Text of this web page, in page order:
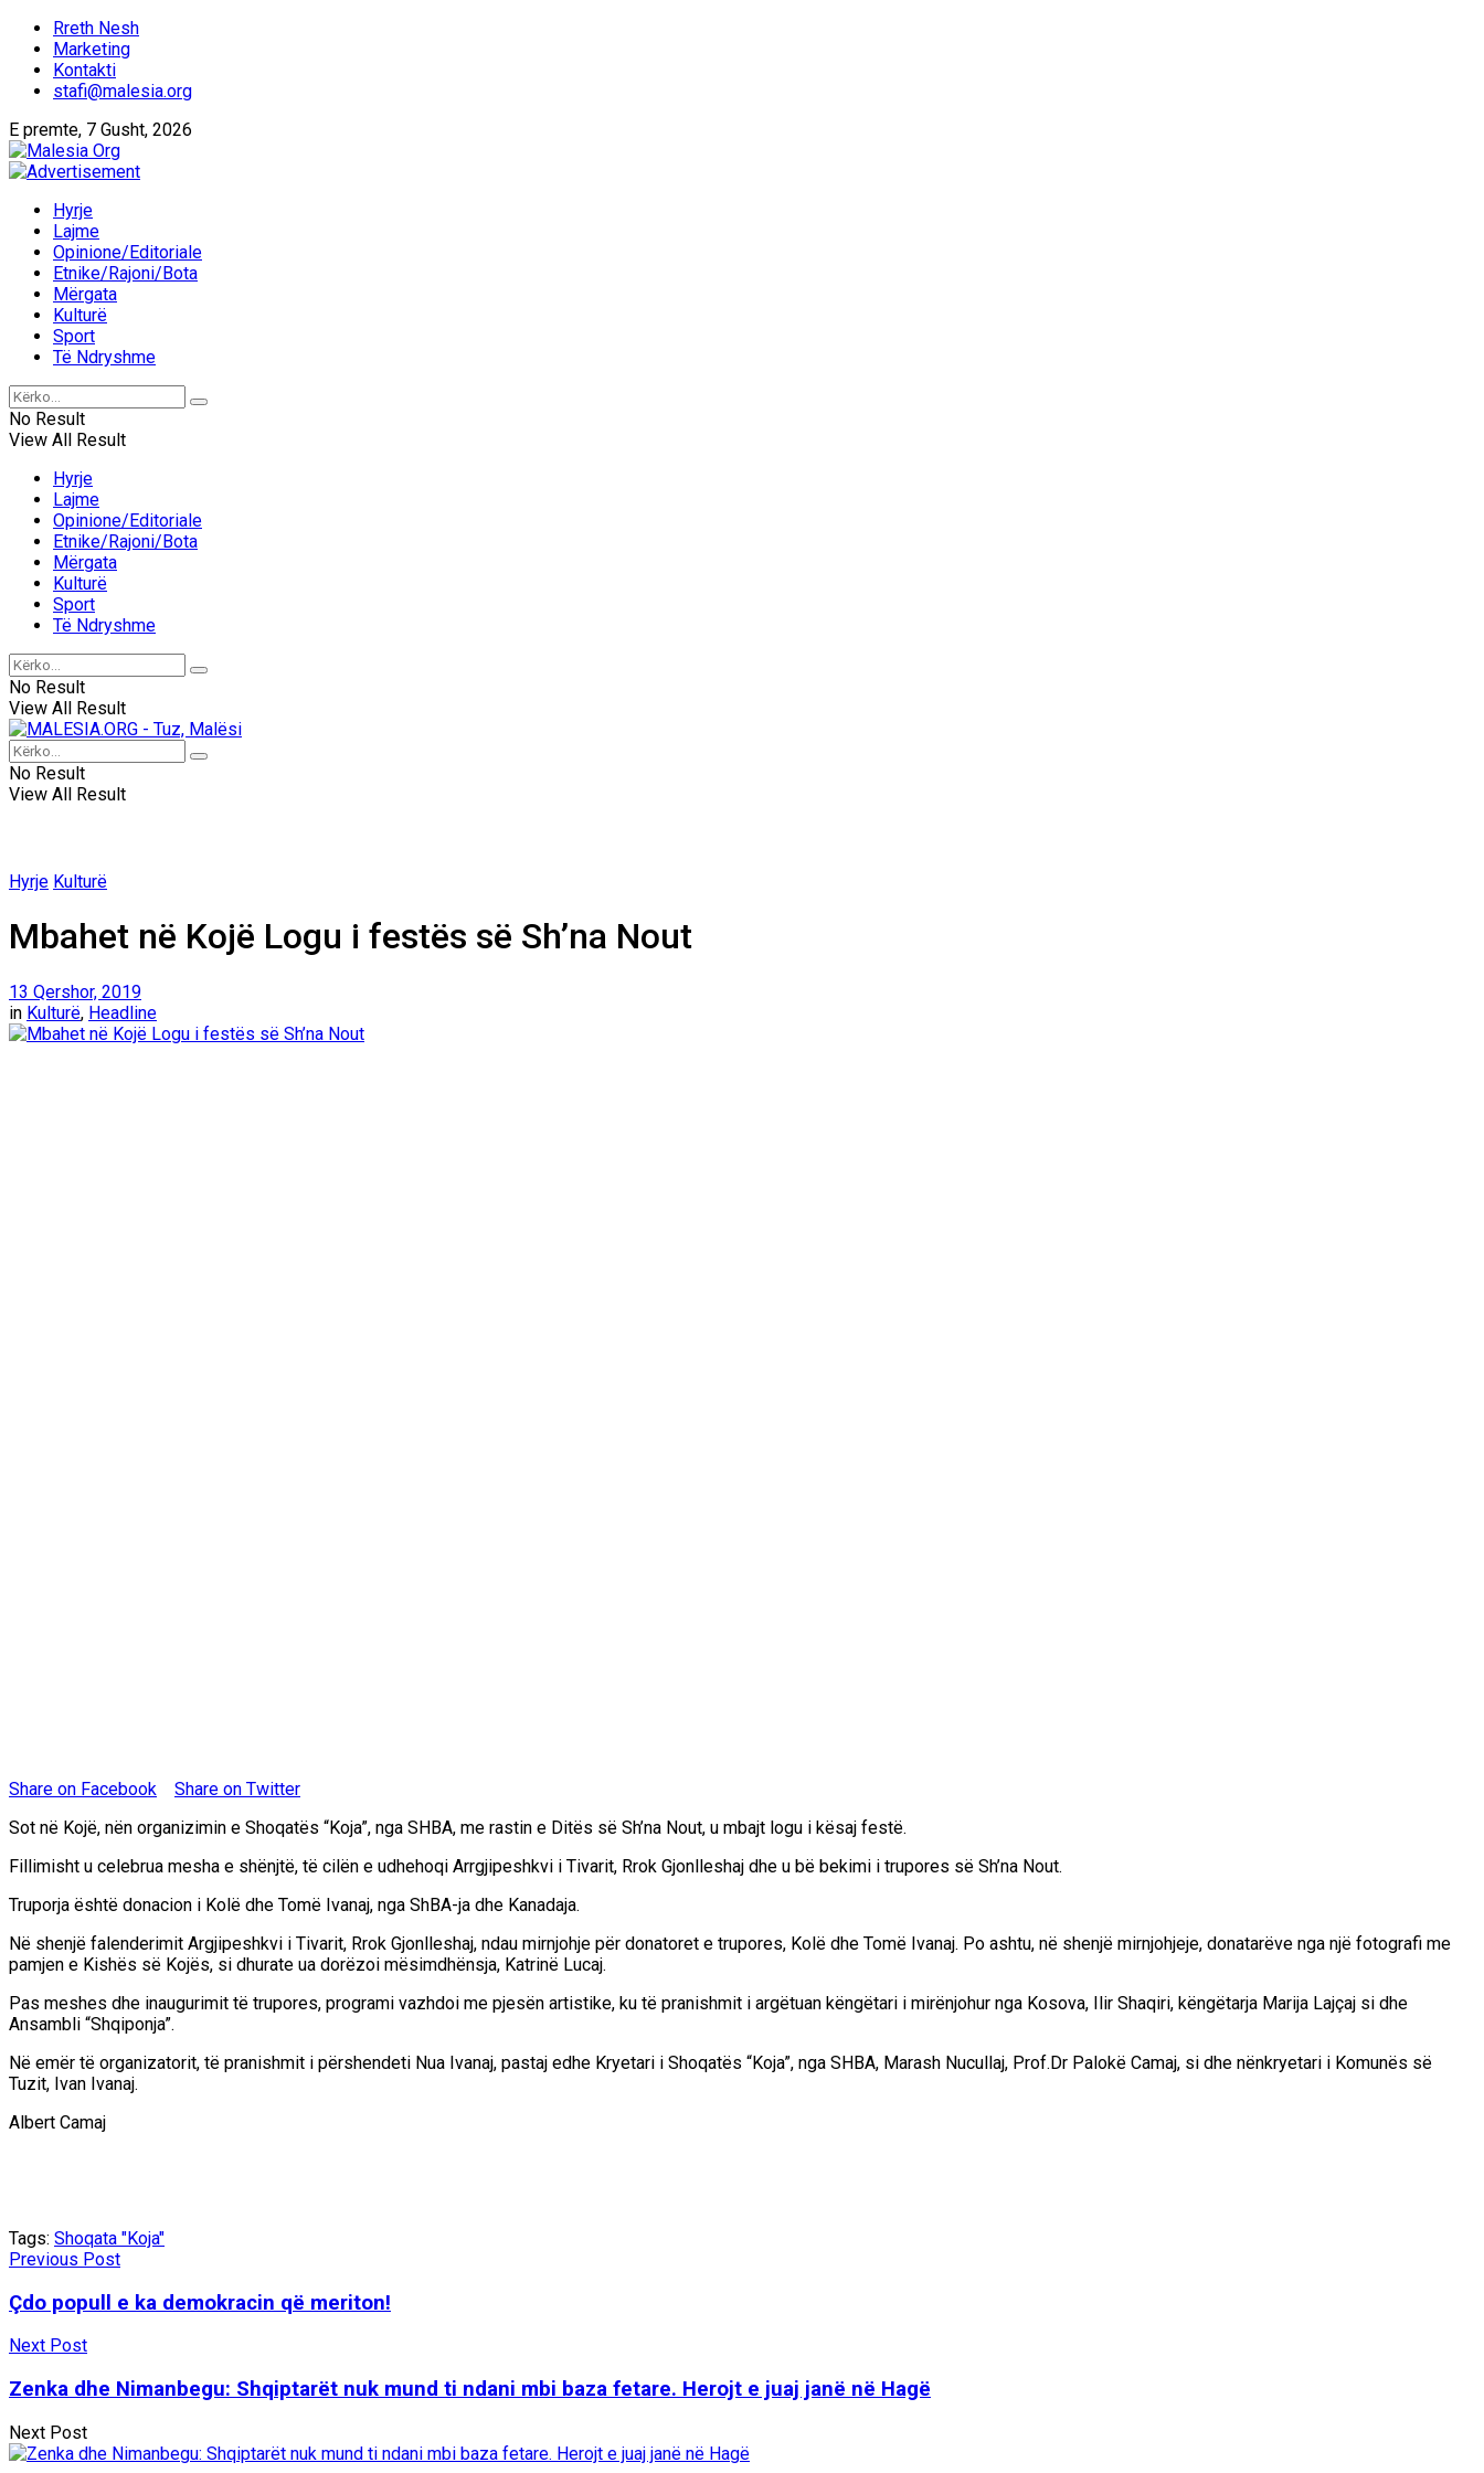
Rreth Nesh
Marketing
Kontakti
stafi@malesia.org
E premte, 7 Gusht, 2026
Hyrje
Lajme
Opinione/Editoriale
Etnike/Rajoni/Bota
Mërgata
Kulturë
Sport
Të Ndryshme
No Result
View All Result
Hyrje
Lajme
Opinione/Editoriale
Etnike/Rajoni/Bota
Mërgata
Kulturë
Sport
Të Ndryshme
No Result
View All Result
No Result
View All Result
Hyrje Kulturë
Mbahet në Kojë Logu i festës së Sh’na Nout
13 Qershor, 2019
in Kulturë, Headline
Share on Facebook
Share on Twitter
Sot në Kojë, nën organizimin e Shoqatës “Koja”, nga SHBA, me rastin e Ditës së Sh’na Nout, u mbajt logu i kësaj festë.
Fillimisht u celebrua mesha e shënjtë, të cilën e udhehoqi Arrgjipeshkvi i Tivarit, Rrok Gjonlleshaj dhe u bë bekimi i trupores së Sh’na Nout.
Truporja është donacion i Kolë dhe Tomë Ivanaj, nga ShBA-ja dhe Kanadaja.
Në shenjë falenderimit Argjipeshkvi i Tivarit, Rrok Gjonlleshaj, ndau mirnjohje për donatoret e trupores, Kolë dhe Tomë Ivanaj. Po ashtu, në shenjë mirnjohjeje, donatarëve nga një fotografi me
pamjen e Kishës së Kojës, si dhurate ua dorëzoi mësimdhënsja, Katrinë Lucaj.
Pas meshes dhe inaugurimit të trupores, programi vazhdoi me pjesën artistike, ku të pranishmit i argëtuan këngëtari i mirënjohur nga Kosova, Ilir Shaqiri, këngëtarja Marija Lajçaj si dhe
Ansambli “Shqiponja”.
Në emër të organizatorit, të pranishmit i përshendeti Nua Ivanaj, pastaj edhe Kryetari i Shoqatës “Koja”, nga SHBA, Marash Nucullaj, Prof.Dr Palokë Camaj, si dhe nënkryetari i Komunës së
Tuzit, Ivan Ivanaj.
Albert Camaj
Tags: Shoqata "Koja"
Previous Post
Çdo popull e ka demokracin që meriton!
Next Post
Zenka dhe Nimanbegu: Shqiptarët nuk mund ti ndani mbi baza fetare. Herojt e juaj janë në Hagë
Next Post